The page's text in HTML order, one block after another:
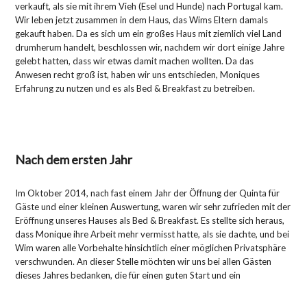
verkauft, als sie mit ihrem Vieh (Esel und Hunde) nach Portugal kam.
Wir leben jetzt zusammen in dem Haus, das Wims Eltern damals
gekauft haben. Da es sich um ein großes Haus mit ziemlich viel Land
drumherum handelt, beschlossen wir, nachdem wir dort einige Jahre
gelebt hatten, dass wir etwas damit machen wollten. Da das
Anwesen recht groß ist, haben wir uns entschieden, Moniques
Erfahrung zu nutzen und es als Bed & Breakfast zu betreiben.
Nach dem ersten Jahr
Im Oktober 2014, nach fast einem Jahr der Öffnung der Quinta für
Gäste und einer kleinen Auswertung, waren wir sehr zufrieden mit der
Eröffnung unseres Hauses als Bed & Breakfast. Es stellte sich heraus,
dass Monique ihre Arbeit mehr vermisst hatte, als sie dachte, und bei
Wim waren alle Vorbehalte hinsichtlich einer möglichen Privatsphäre
verschwunden. An dieser Stelle möchten wir uns bei allen Gästen
dieses Jahres bedanken, die für einen guten Start und ein